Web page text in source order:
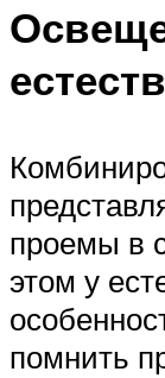
проемы в
этом у
помнить